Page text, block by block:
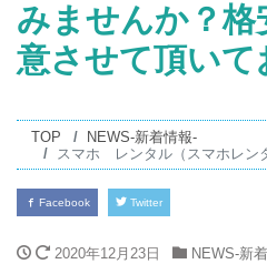
みませんか？格
意させて頂いて
TOP
NEWS-新着情報-
スマホ レンタル（スマホレンタルはJモバイルで始めてみま
Facebook Twitter
2020年12月23日 NEWS-新